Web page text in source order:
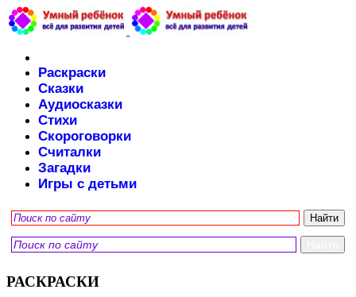
Раскраски
Сказки
Аудиосказки
Стихи
Скороговорки
Считалки
Загадки
Игры с детьми
РАСКРАСКИ